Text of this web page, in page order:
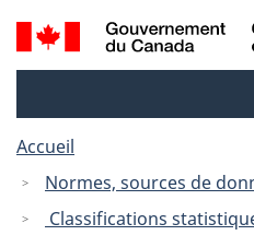
Recherche
et
Accueil
Normes, sources de
Classifications